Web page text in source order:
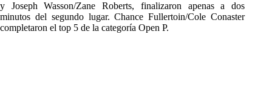
y Joseph Wasson/Zane Roberts, finalizaron apenas a dos
minutos del segundo lugar. Chance Fullertoin/Cole Conaster
completaron el top 5 de la categoría Open P.